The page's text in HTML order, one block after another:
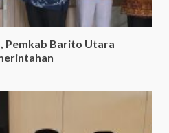
Pemkab Barito Utara